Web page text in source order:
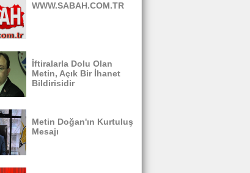
WWW.SABAH.COM.TR
İftiralarla Dolu Olan
Metin, Açık Bir İhanet
Bildirisidir
Metin Doğan'ın Kurtuluş
Mesajı